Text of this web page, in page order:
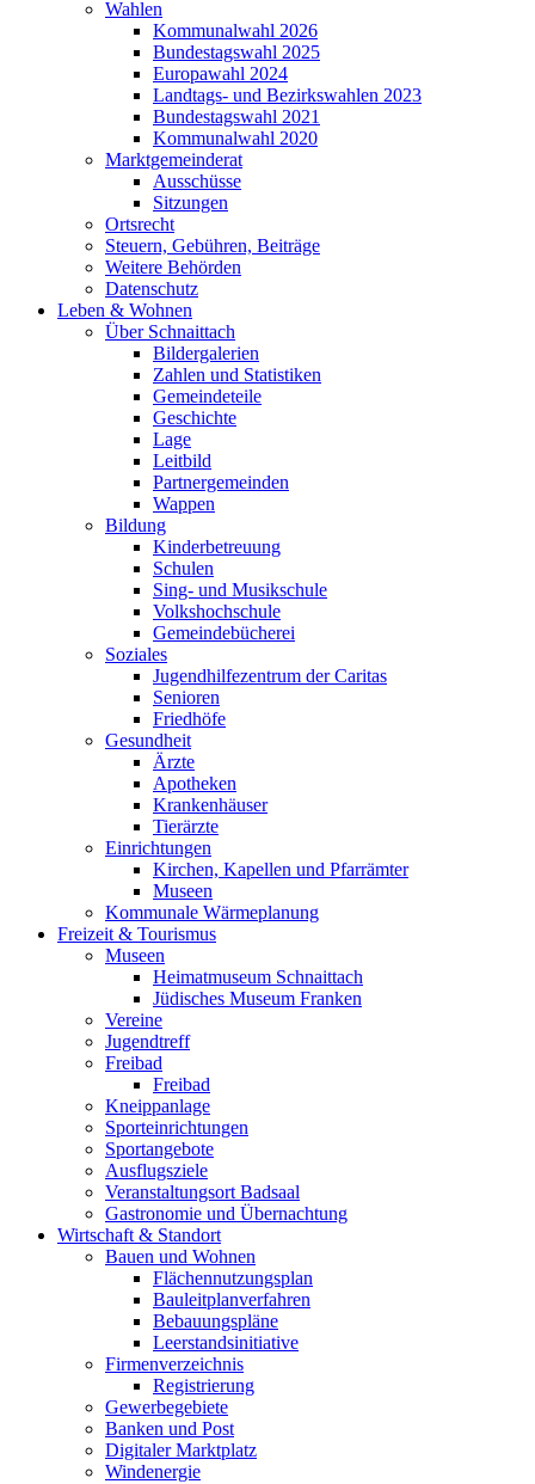
Wahlen
Kommunalwahl 2026
Bundestagswahl 2025
Europawahl 2024
Landtags- und Bezirkswahlen 2023
Bundestagswahl 2021
Kommunalwahl 2020
Marktgemeinderat
Ausschüsse
Sitzungen
Ortsrecht
Steuern, Gebühren, Beiträge
Weitere Behörden
Datenschutz
Leben & Wohnen
Über Schnaittach
Bildergalerien
Zahlen und Statistiken
Gemeindeteile
Geschichte
Lage
Leitbild
Partnergemeinden
Wappen
Bildung
Kinderbetreuung
Schulen
Sing- und Musikschule
Volkshochschule
Gemeindebücherei
Soziales
Jugendhilfezentrum der Caritas
Senioren
Friedhöfe
Gesundheit
Ärzte
Apotheken
Krankenhäuser
Tierärzte
Einrichtungen
Kirchen, Kapellen und Pfarrämter
Museen
Kommunale Wärmeplanung
Freizeit & Tourismus
Museen
Heimatmuseum Schnaittach
Jüdisches Museum Franken
Vereine
Jugendtreff
Freibad
Freibad
Kneippanlage
Sporteinrichtungen
Sportangebote
Ausflugsziele
Veranstaltungsort Badsaal
Gastronomie und Übernachtung
Wirtschaft & Standort
Bauen und Wohnen
Flächennutzungsplan
Bauleitplanverfahren
Bebauungspläne
Leerstandsinitiative
Firmenverzeichnis
Registrierung
Gewerbegebiete
Banken und Post
Digitaler Marktplatz
Windenergie